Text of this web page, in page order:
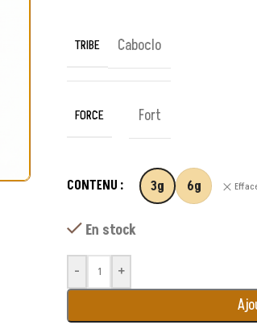
TRIBE Caboclo
FORCE Fort
CONTENU 3g 6g
En stock
-
+